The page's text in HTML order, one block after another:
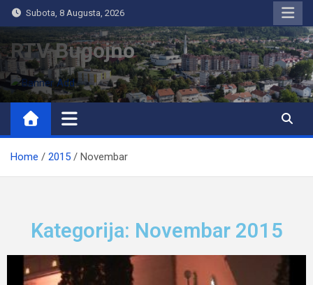
Subota, 8 Augusta, 2026
RTV Bugojno
Home 2015 Novembar
Kategorija: Novembar 2015